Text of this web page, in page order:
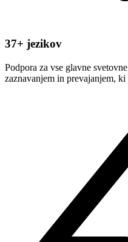
37+ jezikov
Podpora za vse glavne
zaznavanjem in prevajanjem, ki